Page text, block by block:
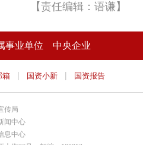
【责任编辑：语谦】
事业单位 中央企业
箱 | 国资小新 | 国资报告
传局
闻中心
息中心